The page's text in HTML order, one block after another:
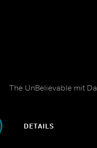
The UnBelievable mit
DETAILS